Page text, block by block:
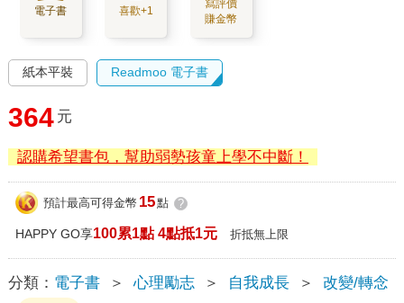
電子書 喜歡+1
寫評價
賺金幣
紙本平裝 Readmoo 電子書
364 元
認購希望書包，幫助弱勢孩童上學不中斷！
預計最高可得金幣 15點 ?
HAPPY GO享100累1點 4點抵1元 折抵無上限
分類： 電子書 ＞ 心理勵志 ＞ 自我成長 ＞ 改變/轉念